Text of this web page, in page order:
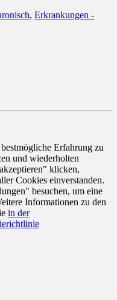
, Erkrankungen -
Erfahrung zu
und wiederholten
klicken,
Cookies einverstanden.
besuchen, um eine
Informationen zu den
in der